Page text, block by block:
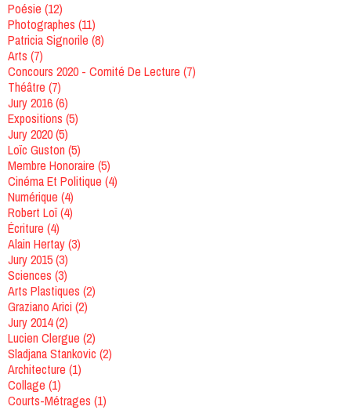
Poésie (12)
Photographes (11)
Patricia Signorile (8)
Arts (7)
Concours 2020 - Comité De Lecture (7)
Théâtre (7)
Jury 2016(6)
Expositions (5)
Jury 2020(5)
Loïc Guston (5)
Membre Honoraire (5)
Cinéma Et Politique (4)
Numérique (4)
Robert Loï(4)
Écriture (4)
Alain Hertay(3)
Jury 2015(3)
Sciences (3)
Arts Plastiques (2)
Graziano Arici (2)
Jury 2014(2)
Lucien Clergue (2)
Sladjana Stankovic (2)
Architecture (1)
Collage (1)
Courts-Métrages (1)